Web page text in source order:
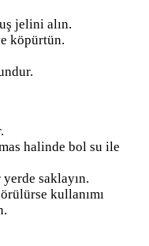
jelini alın.
köpürtün.
halinde bol su ile
saklayın.
kullanımı